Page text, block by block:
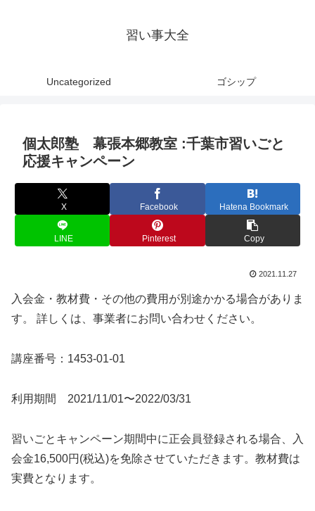
習い事大全
Uncategorized ゴシップ
個太郎塾 幕張本郷教室 :千葉市習いごと
応援キャンペーン
X Facebook Hatena Bookmark
LINE Pinterest Copy
2021.11.27
入会金・教材費・その他の費用が別途かかる場合がありま
す。 詳しくは、事業者にお問い合わせください。
講座番号：1453-01-01
利用期間 2021/11/01〜2022/03/31
習いごとキャンペーン期間中に正会員登録される場合、入
会金16,500円(税込)を免除させていただきます。教材費は
実費となります。